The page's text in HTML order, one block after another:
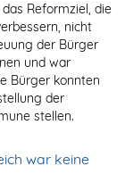
Reformziel, die
nicht
der Bürger
und war
Bürger konnten
der
stellen.
war keine